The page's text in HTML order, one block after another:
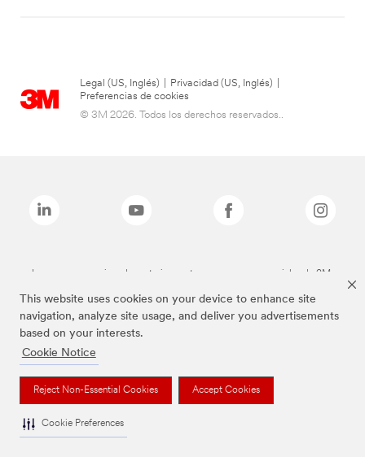
This website uses cookies on your device to enhance site
navigation, analyze site usage, and deliver you advertisements
based on your interests.
Cookie Notice
Reject Non-Essential Cookies Accept Cookies
Cookie Preferences
Legal (US, Inglés) Privacidad (US, Inglés)
Preferencias de cookies
© 3M 2026. Todos los derechos reservados..
Las marcas mencionadas anteriormente son marcas comerciales de 3M.